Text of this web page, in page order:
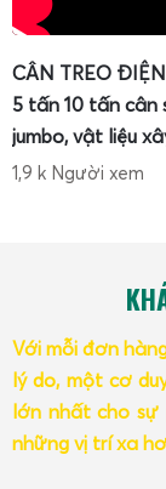
CÂN TREO
5 tấn 10 tấn cân
jumbo, vật liệu
1,9 k Người xem
Với mỗi đơn
lý do, một cơ
lớn nhất cho sự
những vị trí xa